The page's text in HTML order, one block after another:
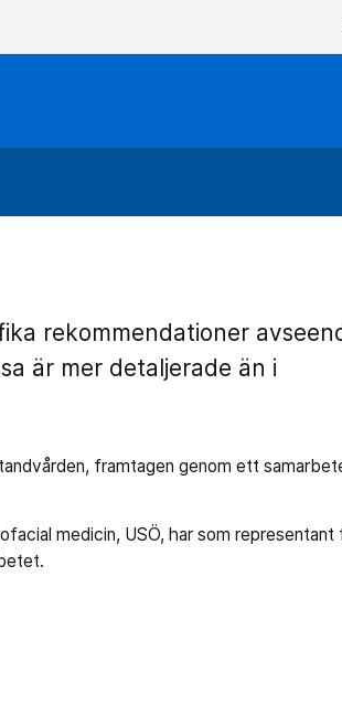
rekommendationer
är mer detaljerade än i
framtagen genom ett
medicin, USÖ, har som representant